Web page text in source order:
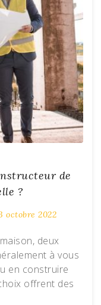
de
?
octobre 2022
deux
à vous
en construire
offrent des